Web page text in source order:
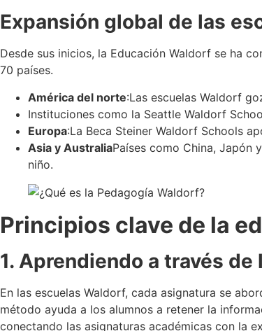
Expansión global de las
Desde sus inicios, la Educación Waldorf se ha
70 países.
América del norte:Las escuelas Waldorf
Instituciones como la Seattle Waldorf
Europa:La Beca Steiner Waldorf Schools
Asia y AustraliaPaíses como China, Japón
niño.
Principios clave de la
1. Aprendiendo a través de
En las escuelas Waldorf, cada asignatura se
método ayuda a los alumnos a retener la
conectando las asignaturas académicas con la